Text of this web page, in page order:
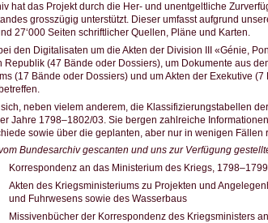
hat das Projekt durch die Her- und unentgeltliche
grosszügig unterstützt. Dieser umfasst aufgrund
27‘000 Seiten schriftlicher Quellen, Pläne und Karten.
den Digitalisaten um die Akten der Division III «Génie,
Republik (47 Bände oder Dossiers), um Dokumente aus
(17 Bände oder Dossiers) und um Akten der Exekutive
neben vielem anderem, die Klassifizierungstabellen
Jahre 1798–1802/03. Sie bergen zahlreiche
sowie über die geplanten, aber nur in wenigen Fällen
Bundesarchiv gescanten und uns zur Verfügung
Korrespondenz an das Ministerium des Kriegs, 1798–1799
Akten des Kriegsministeriums zu Projekten und
und Fuhrwesens sowie des Wasserbaus
Missivenbücher der Korrespondenz des Kriegsministers